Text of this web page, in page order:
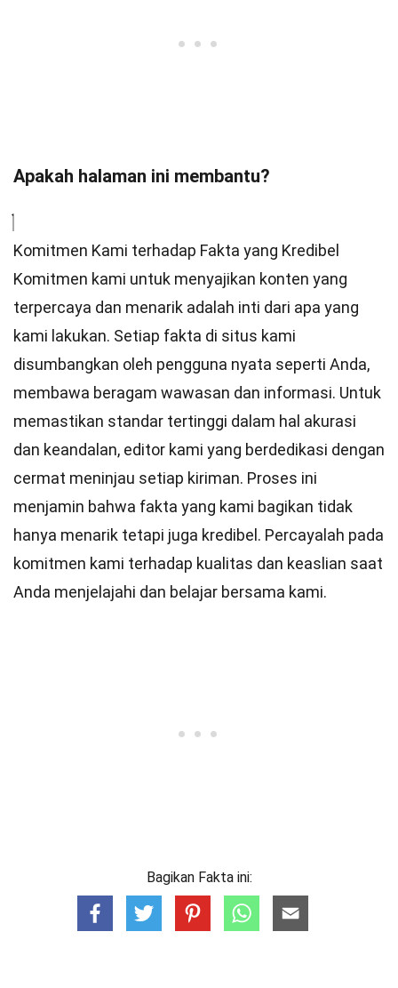
Apakah halaman ini membantu?
Komitmen Kami terhadap Fakta yang Kredibel
Komitmen kami untuk menyajikan konten yang
terpercaya dan menarik adalah inti dari apa yang
kami lakukan. Setiap fakta di situs kami
disumbangkan oleh pengguna nyata seperti Anda,
membawa beragam wawasan dan informasi. Untuk
memastikan standar tertinggi dalam hal akurasi
dan keandalan, editor kami yang berdedikasi dengan
cermat meninjau setiap kiriman. Proses ini
menjamin bahwa fakta yang kami bagikan tidak
hanya menarik tetapi juga kredibel. Percayalah pada
komitmen kami terhadap kualitas dan keaslian saat
Anda menjelajahi dan belajar bersama kami.
Bagikan Fakta ini: